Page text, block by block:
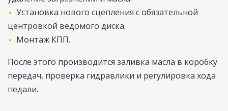
Установка нового сцепления с обязательной
центровкой ведомого диска.
Монтаж КПП.
После этого производится заливка масла в коробку
передач, проверка гидравлики и регулировка хода
педали.